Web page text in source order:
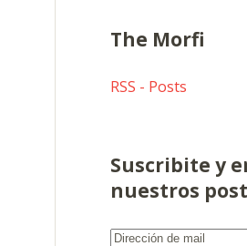
The Morfi
RSS - Posts
Suscribite y
nuestros
Dirección